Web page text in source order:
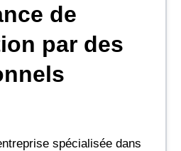
de
par des
spécialisée dans